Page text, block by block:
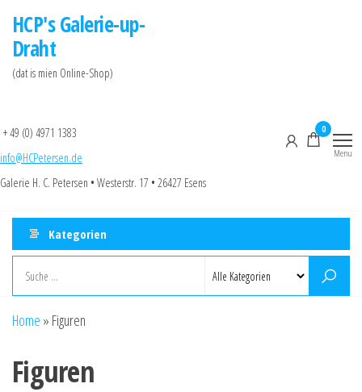
the
content
HCP's Galerie-up-
Draht
(dat is mien Online-Shop)
+ 49 (0) 4971 1383
info@HCPetersen.de
Galerie H. C. Petersen • Westerstr. 17 • 26427 Esens
0
Menu
Kategorien
Home » Figuren
Figuren